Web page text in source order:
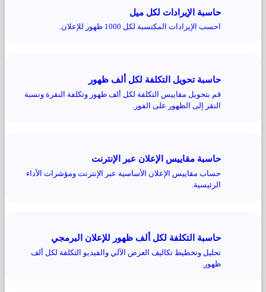
حاسبة الإيرادات لكل ميل
احسب الإيرادات المكتسبة لكل 1000 ظهور للإعلان.
حاسبة تحويل التكلفة لكل ألف ظهور
قم بتحويل مقاييس التكلفة لكل ألف ظهور وتكلفة النقرة ونسبة
النقر إلى الظهور على الفور.
حاسبة مقاييس الإعلان عبر الإنترنت
حساب مقاييس الإعلان الأساسية عبر الإنترنت ومؤشرات الأداء
الرئيسية.
حاسبة التكلفة لكل ألف ظهور للإعلان البرمجي
تحليل وتخطيط تكاليف العرض الآلي والفيديو التكلفة لكل ألف
ظهور.